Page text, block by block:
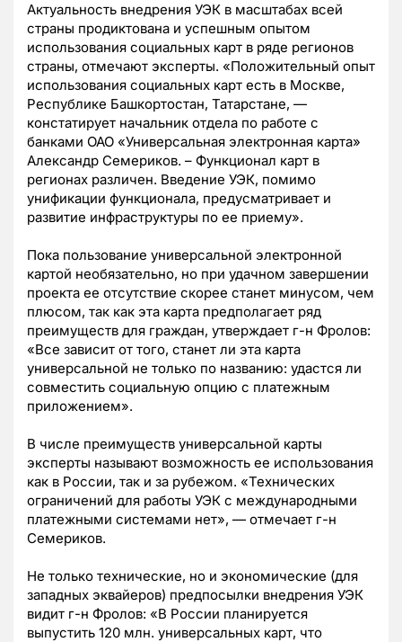
Актуальность внедрения УЭК в масштабах всей
страны продиктована и успешным опытом
использования социальных карт в ряде регионов
страны, отмечают эксперты. «Положительный опыт
использования социальных карт есть в Москве,
Республике Башкортостан, Татарстане, —
констатирует начальник отдела по работе с
банками ОАО «Универсальная электронная карта»
Александр Семериков. – Функционал карт в
регионах различен. Введение УЭК, помимо
унификации функционала, предусматривает и
развитие инфраструктуры по ее приему».
Пока пользование универсальной электронной
картой необязательно, но при удачном завершении
проекта ее отсутствие скорее станет минусом, чем
плюсом, так как эта карта предполагает ряд
преимуществ для граждан, утверждает г-н Фролов:
«Все зависит от того, станет ли эта карта
универсальной не только по названию: удастся ли
совместить социальную опцию с платежным
приложением».
В числе преимуществ универсальной карты
эксперты называют возможность ее использования
как в России, так и за рубежом. «Технических
ограничений для работы УЭК с международными
платежными системами нет», — отмечает г-н
Семериков.
Не только технические, но и экономические (для
западных эквайеров) предпосылки внедрения УЭК
видит г-н Фролов: «В России планируется
выпустить 120 млн. универсальных карт, что